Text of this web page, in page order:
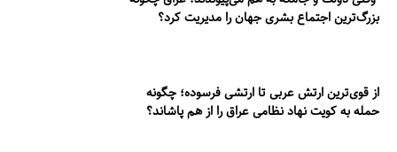
بزرگ‌ترین اجتماع بشری جهان را مدیریت کرد؟
از قوی‌ترین ارتش عربی تا ارتشی فرسوده؛ چگونه
حمله به کویت نهاد نظامی عراق را از هم پاشاند؟